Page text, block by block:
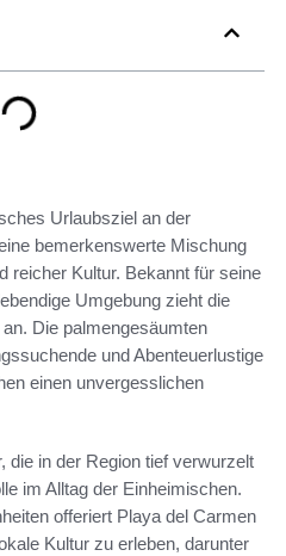
Urlaubsziel an der
bemerkenswerte Mischung
reicher Kultur. Bekannt für seine
Umgebung zieht die
Die palmengesäumten
und Abenteuerlustige
einen unvergesslichen
die in der Region tief verwurzelt
im Alltag der Einheimischen.
offeriert Playa del Carmen
Kultur zu erleben, darunter